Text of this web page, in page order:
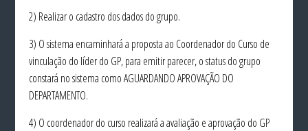
2) Realizar o cadastro dos dados do grupo.
3) O sistema encaminhará a proposta ao Coordenador do Curso de
vinculação do líder do GP, para emitir parecer, o status do grupo
constará no sistema como AGUARDANDO APROVAÇÃO DO
DEPARTAMENTO.
4) O coordenador do curso realizará a avaliação e aprovação do GP